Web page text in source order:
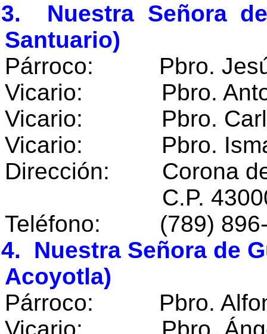
Nuestra Señora
Santuario)
Párroco: Pbro.
Vicario: Pbro.
Vicario: Pbro.
Vicario: Pbro.
Dirección: Corona
C.P. 43000
Teléfono: (789) 896-
Nuestra Señora de
Acoyotla)
Párroco: Pbro.